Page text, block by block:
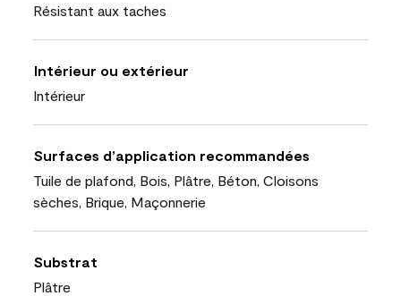
Résistant aux taches
Intérieur ou extérieur
Intérieur
Surfaces d’application recommandées
Tuile de plafond, Bois, Plâtre, Béton, Cloisons
sèches, Brique, Maçonnerie
Substrat
Plâtre